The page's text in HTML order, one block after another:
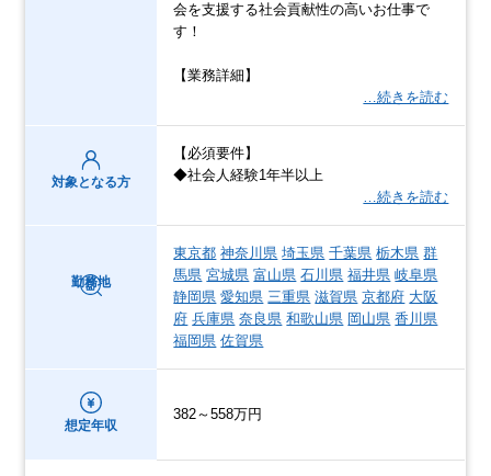
会を支援する社会貢献性の高いお仕事で
す！
【業務詳細】
…続きを読む
対象となる方
【必須要件】
◆社会人経験1年半以上
…続きを読む
勤務地
東京都 神奈川県 埼玉県 千葉県 栃木県 群
馬県 宮城県 富山県 石川県 福井県 岐阜県
静岡県 愛知県 三重県 滋賀県 京都府 大阪
府 兵庫県 奈良県 和歌山県 岡山県 香川県
福岡県 佐賀県
想定年収
382～558万円